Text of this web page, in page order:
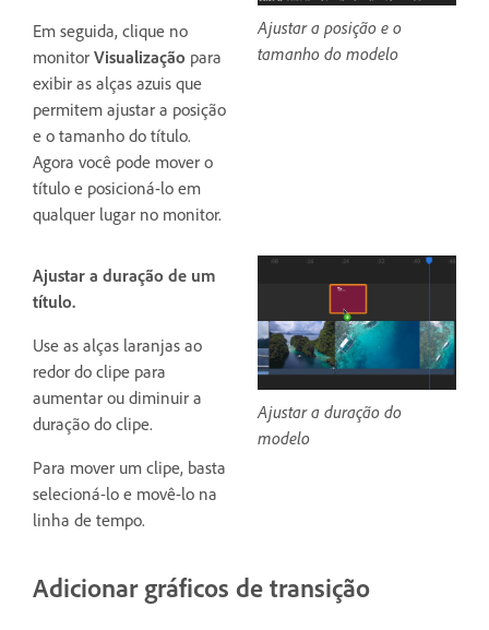
Em seguida, clique no
monitor Visualização para
exibir as alças azuis que
permitem ajustar a posição
e o tamanho do título.
Agora você pode mover o
título e posicioná-lo em
qualquer lugar no monitor.
Ajustar a posição e o
tamanho do modelo
Ajustar a duração de um
título.
Use as alças laranjas ao
redor do clipe para
aumentar ou diminuir a
duração do clipe.
Para mover um clipe, basta
selecioná-lo e movê-lo na
linha de tempo.
Ajustar a duração do
modelo
Adicionar gráficos de transição